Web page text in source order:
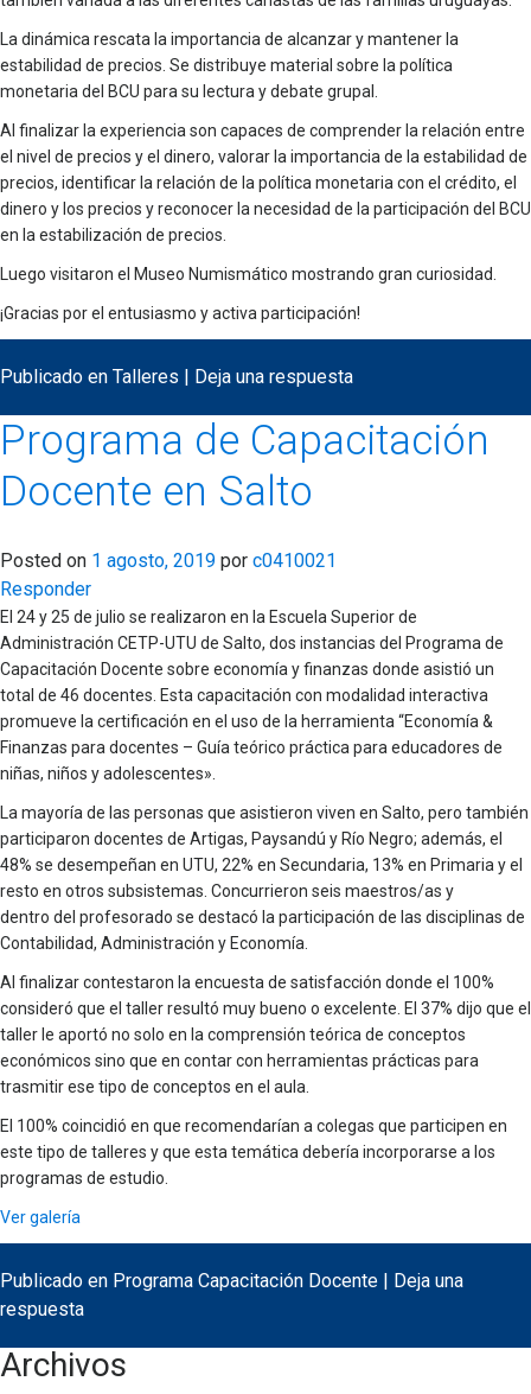
La dinámica rescata la importancia de alcanzar y mantener la
estabilidad de precios. Se distribuye material sobre la política
monetaria del BCU para su lectura y debate grupal.
Al finalizar la experiencia son capaces de comprender la relación entre
el nivel de precios y el dinero, valorar la importancia de la estabilidad de
precios, identificar la relación de la política monetaria con el crédito, el
dinero y los precios y reconocer la necesidad de la participación del BCU
en la estabilización de precios.
Luego visitaron el Museo Numismático mostrando gran curiosidad.
¡Gracias por el entusiasmo y activa participación!
Publicado en Talleres | Deja una respuesta
Programa de Capacitación
Docente en Salto
Posted on 1 agosto, 2019 por c0410021
Responder
El 24 y 25 de julio se realizaron en la Escuela Superior de
Administración CETP-UTU de Salto, dos instancias del Programa de
Capacitación Docente sobre economía y finanzas donde asistió un
total de 46 docentes. Esta capacitación con modalidad interactiva
promueve la certificación en el uso de la herramienta “Economía &
Finanzas para docentes – Guía teórico práctica para educadores de
niñas, niños y adolescentes».
La mayoría de las personas que asistieron viven en Salto, pero también
participaron docentes de Artigas, Paysandú y Río Negro; además, el
48% se desempeñan en UTU, 22% en Secundaria, 13% en Primaria y el
resto en otros subsistemas. Concurrieron seis maestros/as y
dentro del profesorado se destacó la participación de las disciplinas de
Contabilidad, Administración y Economía.
Al finalizar contestaron la encuesta de satisfacción donde el 100%
consideró que el taller resultó muy bueno o excelente. El 37% dijo que el
taller le aportó no solo en la comprensión teórica de conceptos
económicos sino que en contar con herramientas prácticas para
trasmitir ese tipo de conceptos en el aula.
El 100% coincidió en que recomendarían a colegas que participen en
este tipo de talleres y que esta temática debería incorporarse a los
programas de estudio.
Ver galería
Publicado en Programa Capacitación Docente | Deja una
respuesta
Archivos